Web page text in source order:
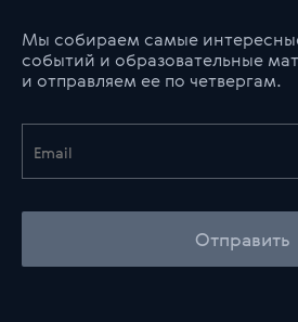
Мы собираем самые
событий и образовательные
и отправляем ее по четвергам.
Отправить